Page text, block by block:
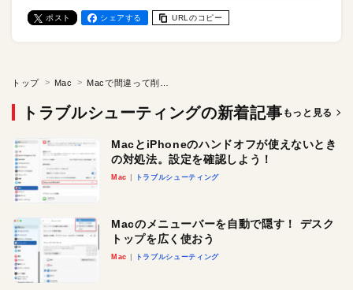
ポスト シェアする URLのコピー
トップ Mac
トラブルシューティングの新着記事 もっと見る
MacとiPhoneのハンドオフが使えないとき
の対処法。設定を確認しよう！
Mac トラブルシューティング
Macのメニューバーを自動で隠す！ デスク
トップを広く使おう
Mac トラブルシューティング